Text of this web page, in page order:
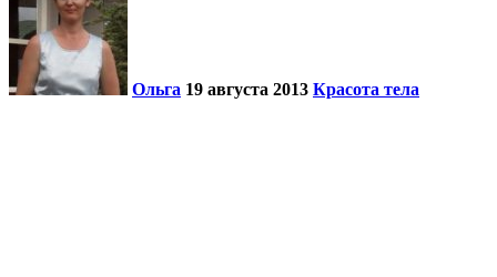
Ольга 19 августа 2013 Красота тела